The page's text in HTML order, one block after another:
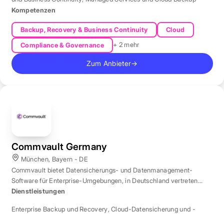
Kompetenzen
Backup, Recovery & Business Continuity
Cloud
Compliance & Governance
+ 2 mehr
Zum Anbieter→
Commvault Germany
München, Bayern - DE
Commvault bietet Datensicherungs- und Datenmanagement-
Software für Enterprise-Umgebungen, in Deutschland vertreten
durch eine Niederlassung in München.
Dienstleistungen
Enterprise Backup und Recovery,Cloud-Datensicherung und -